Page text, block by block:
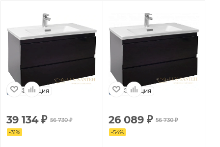
Франция
39 134₽ 56 730₽
-31%
Франция
26 089 ₽ 56 730₽
-54%